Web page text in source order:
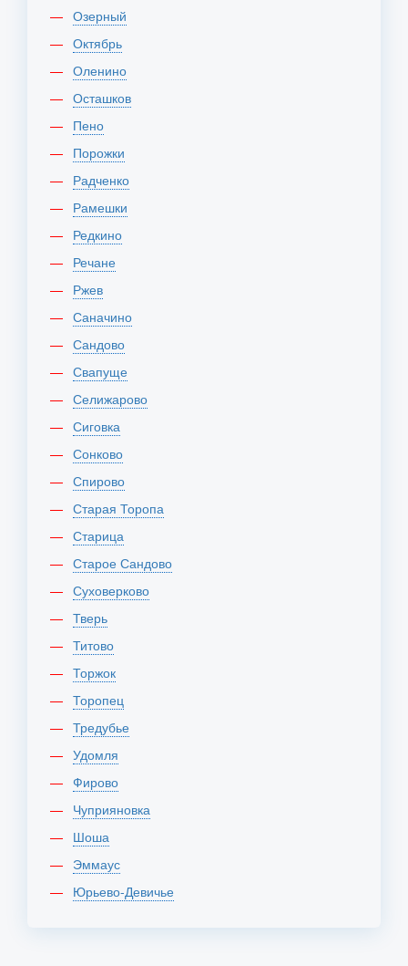
Озерный
Октябрь
Оленино
Осташков
Пено
Порожки
Радченко
Рамешки
Редкино
Речане
Ржев
Саначино
Сандово
Свапуще
Селижарово
Сиговка
Сонково
Спирово
Старая Торопа
Старица
Старое Сандово
Суховерково
Тверь
Титово
Торжок
Торопец
Тредубье
Удомля
Фирово
Чуприяновка
Шоша
Эммаус
Юрьево-Девичье